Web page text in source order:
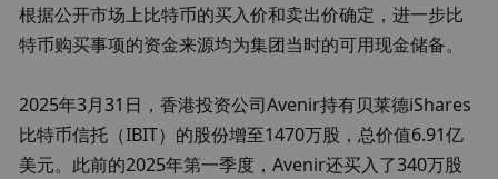
根据公开市场上比特币的买入价和卖出价确定，进一步比
特币购买事项的资金来源均为集团当时的可用现金储备。
2025年3月31日，香港投资公司Avenir持有贝莱德iShares
比特币信托（IBIT）的股份增至1470万股，总价值6.91亿
美元。此前的2025年第一季度，Avenir还买入了340万股